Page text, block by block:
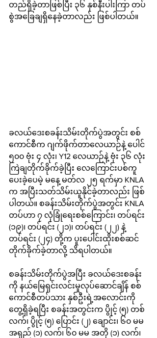
တည်ရှိခဲ့တာဖြစ်ပြီး ၃၆ နှစ်နီးပါးကြာ တပ်
စွဲအခြေချရှိနေခဲ့တာလည်း ဖြစ်ပါတယ်။
ခလယ်ဒေးစခန်းသိမ်းတိုက်ပွဲအတွင်း စစ်
ကောင်စီက ဂျက်ဖိုက်တာလေယာဉ်နဲ့ ပေါင်
၅၀၀ ဗုံး ၄ လုံး၊ Y12 လေယာဉ်နဲ့ ဗုံး ၃၆ လုံး
ကြဲချတိုက်ခိုက်ခဲ့ပြီး လေကြောင်းပစ်ကူ
ပေးခဲ့ပေမဲ့ မနေ့ မတ်လ ၂၅ ရက်မှာ KNLA
က အပြီးသတ်သိမ်းယူနိုင်ခဲ့တာလည်း ဖြစ်
ပါတယ်။ စခန်းသိမ်းတိုက်ပွဲအတွင်း KNLA
တပ်ဟာ ၇ လုံခြုံရေးစစ်ကြောင်း၊ တပ်ရင်း
(၁၉)၊ တပ်ရင်း (၂၁)၊ တပ်ရင်း (၂၂) နဲ့
တပ်ရင်း (၂၄) တို့က ပူးပေါင်းထိုးစစ်ဆင်
တိုက်ခိုက်ခဲ့တာလို့ သိရပါတယ်။
စခန်းသိမ်းတိုက်ပွဲအပြီး ခလယ်ဒေးစခန်း
ကို နယ်မြေရှင်းလင်းမှုလုပ်ဆောင်ချိန် စစ်
ကောင်စီတပ်သား နှစ်ဦးရဲ့အလောင်းကို
တွေ့ရှိခဲ့ရပြီး စခန်းအတွင်းက ပွိုင့် (၅) တစ်
လက်၊ ပွိုင့် (၅) ပြောင်း (၂) ချောင်း၊ ၆၀ မမ
အရှည် (၁) လက်၊ ၆၀ မမ အတို (၁) လက်၊